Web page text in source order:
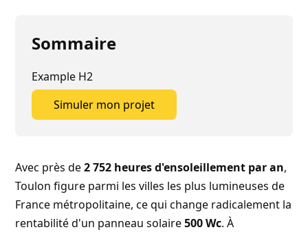
Sommaire
Example H2
Simuler mon projet
Avec près de2 752 heures d'ensoleillement par an,
Toulon figure parmi les villes les plus lumineuses de
France métropolitaine, ce qui change radicalement la
rentabilité d'un panneau solaire500 Wc. À